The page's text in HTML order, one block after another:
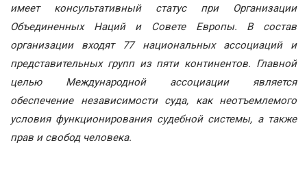
имеет консультативный статус при Организации
Объединенных Наций и Совете Европы. В состав
организации входят 77 национальных ассоциаций и
представительных групп из пяти континентов. Главной
целью Международной ассоциации является
обеспечение независимости суда, как неотъемлемого
условия функционирования судебной системы, а также
прав и свобод человека.